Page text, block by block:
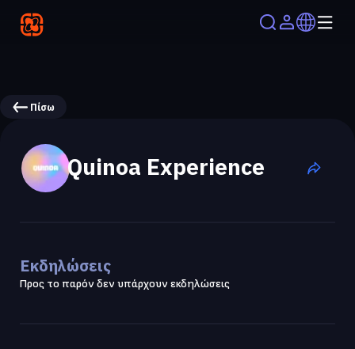
Πίσω
Quinoa Experience
Εκδηλώσεις
Προς το παρόν δεν υπάρχουν εκδηλώσεις